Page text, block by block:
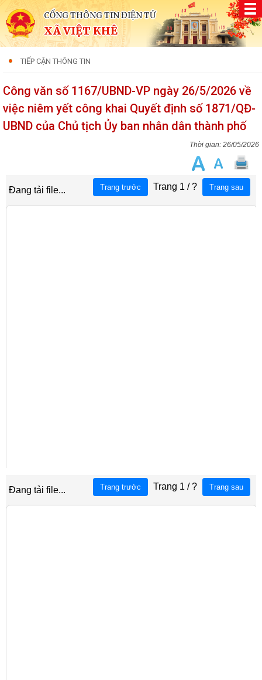
CỔNG THÔNG TIN ĐIỆN TỬ
XÃ VIỆT KHÊ
TIẾP CẬN THÔNG TIN
Công văn số 1167/UBND-VP ngày 26/5/2026 về
việc niêm yết công khai Quyết định số 1871/QĐ-
UBND của Chủ tịch Ủy ban nhân dân thành phố
26/05/2026